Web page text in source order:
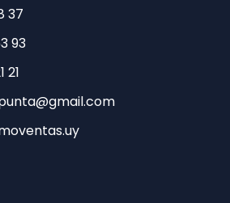
37
93
21